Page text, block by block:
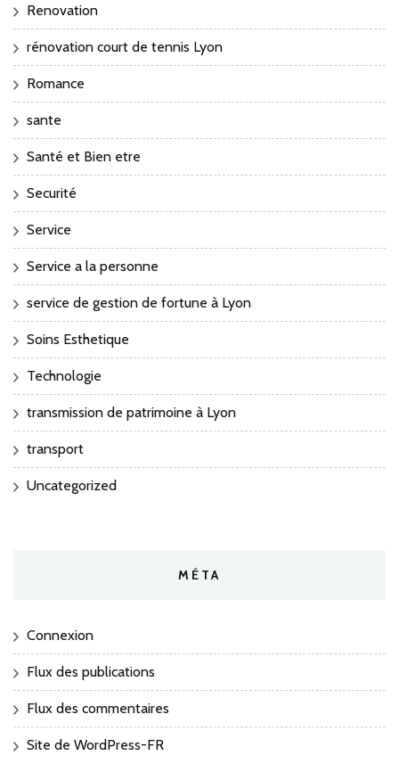
Renovation
rénovation court de tennis Lyon
Romance
sante
Santé et Bien etre
Securité
Service
Service a la personne
service de gestion de fortune à Lyon
Soins Esthetique
Technologie
transmission de patrimoine à Lyon
transport
Uncategorized
MÉTA
Connexion
Flux des publications
Flux des commentaires
Site de WordPress-FR